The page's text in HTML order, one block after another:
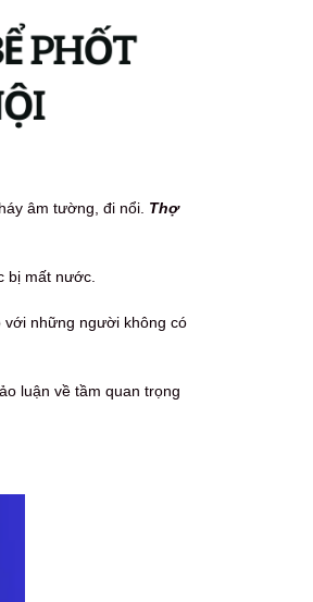
âm tường, đi nổi. Thợ
bị mất nước.
với những người không có
luận về tầm quan trọng